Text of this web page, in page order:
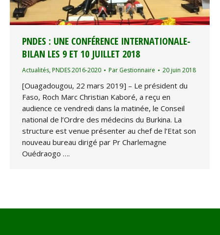
PNDES : UNE CONFÉRENCE INTERNATIONALE-
BILAN LES 9 ET 10 JUILLET 2018
Actualités, PNDES 2016-2020 Par Gestionnaire 20 juin 2018
[Ouagadougou, 22 mars 2019] – Le président du
Faso, Roch Marc Christian Kaboré, a reçu en
audience ce vendredi dans la matinée, le Conseil
national de l’Ordre des médecins du Burkina. La
structure est venue présenter au chef de l’Etat son
nouveau bureau dirigé par Pr Charlemagne
Ouédraogo ….